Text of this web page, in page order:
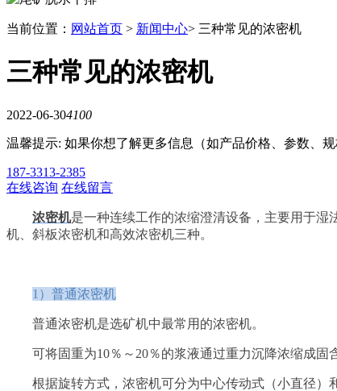
当前位置： 网站首页 > 新闻中心> 三种常见的浓密机
三种常见的浓密机
2022-06-304100
温馨提示: 如果你想了解更多信息（如产品价格、参数、
187-3313-2385
在线咨询 在线留言
浓密机是一种连续工作的浓缩澄清设备，主要用于
机、斜板浓密机和高效浓密机三种。
1）普通浓密机
普通浓密机是选矿机中最常用的浓密机。
可将固重为10％～20％的浆液通过重力沉降浓缩成固
根据旋转方式，浓密机可分为中心传动式（小直径）